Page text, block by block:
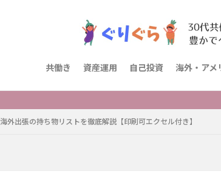
共働き 資産運用 自己投資 海外・アメ
海外出張の持ち物リストを徹底解説【印刷可エクセル付き】